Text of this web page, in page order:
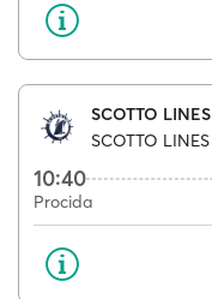
SCOTTO LINES
SCOTTO LINES
10:40
Procida